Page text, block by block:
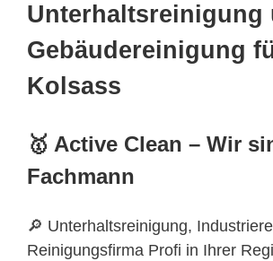
Gebäudereinigung
Kolsass
🥇 Active Clean – Wir
Fachmann
🔎 Unterhaltsreinigung,
Reinigungsfirma Profi in Ihrer